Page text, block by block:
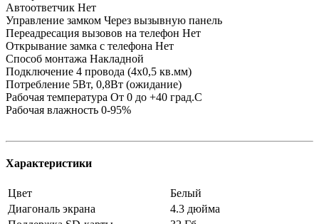
Автоответчик Нет
Управление замком Через вызывную панель
Переадресация вызовов на телефон Нет
Открывание замка с телефона Нет
Способ монтажа Накладной
Подключение 4 провода (4х0,5 кв.мм)
Потребление 5Вт, 0,8Вт (ожидание)
Рабочая температура От 0 до +40 град.С
Рабочая влажность 0-95%
Характеристики
Цвет
Белый
Диагональ экрана
4.3 дюйма